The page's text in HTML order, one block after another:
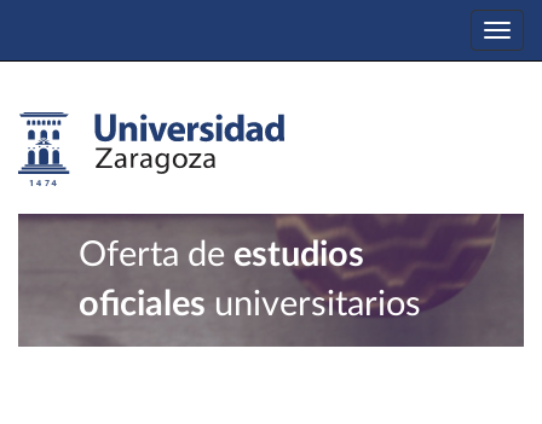
Oferta de estudios
oficiales universitarios